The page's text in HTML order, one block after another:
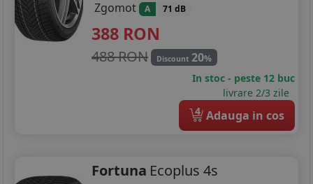
Zgomot A 71 dB
388 RON
488 RON Discount 20%
In stoc - peste 12 buc
livrare 2/3 zile
4 Adauga in cos
Fortuna Ecoplus 4s